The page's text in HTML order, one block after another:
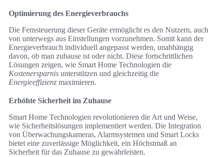
Optimierung des Energieverbrauchs
Die Fernsteuerung dieser Geräte ermöglicht es den Nutzern, auch
von unterwegs aus Einstellungen vorzunehmen. Somit kann der
Energieverbrauch individuell angepasst werden, unabhängig
davon, ob man zuhause ist oder nicht. Diese fortschrittlichen
Lösungen zeigen, wie Smart Home Technologien die
Kostenersparnis unterstützen und gleichzeitig die
Energieeffizienz maximieren.
Erhöhte Sicherheit im Zuhause
Smart Home Technologien revolutionieren die Art und Weise,
wie Sicherheitslösungen implementiert werden. Die Integration
von Überwachungskameras, Alarmsystemen und Smart Locks
bietet eine zuverlässige Möglichkeit, ein Höchstmaß an
Sicherheit für das Zuhause zu gewährleisten.